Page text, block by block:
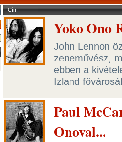
Cím
Yoko Ono
John Lennon
zeneművész,
ebben a
Izland
Paul
Onoval...